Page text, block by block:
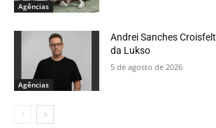
Agências
Agências
Andrei Sanches
da Lukso
5 de agosto de 2026